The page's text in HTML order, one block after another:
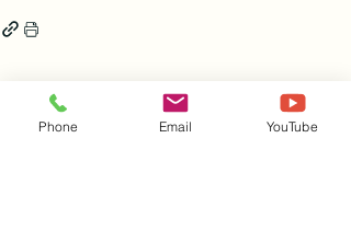
関連記事 すべて表示
Phone Email YouTube